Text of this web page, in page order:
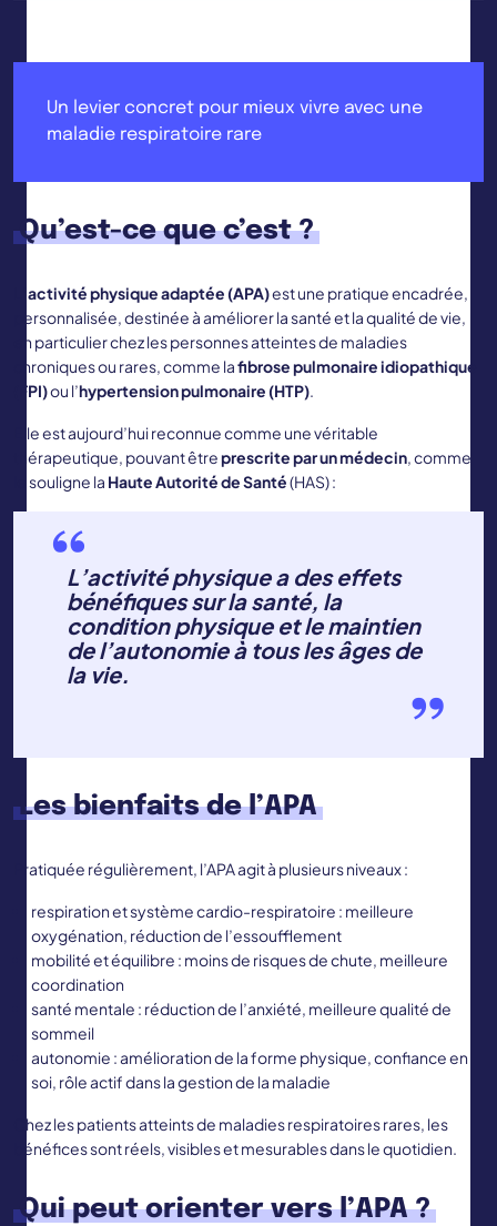
Un levier concret pour mieux vivre avec une
maladie respiratoire rare
Qu’est-ce que c’est ?
L’activité physique adaptée (APA)est une pratique encadrée,
personnalisée, destinée à améliorer la santé et la qualité de vie,
en particulier chez les personnes atteintes de maladies
chroniques ou rares, comme lafibrose pulmonaire idiopathique
(FPI)ou l’hypertension pulmonaire (HTP).
Elle est aujourd’hui reconnue comme une véritable
thérapeutique, pouvant êtreprescrite par un médecin, comme
le souligne la Haute Autorité de Santé(HAS) :
L’activité physique a des effets
bénéfiques sur la santé, la
condition physique et le maintien
de l’autonomie à tous les âges de
la vie.
Les bienfaits de l’APA
Pratiquée régulièrement, l’APA agit à plusieurs niveaux :
respiration et système cardio-respiratoire : meilleure
oxygénation, réduction de l’essoufflement
mobilité et équilibre : moins de risques de chute, meilleure
coordination
santé mentale : réduction de l’anxiété, meilleure qualité de
sommeil
autonomie : amélioration de la forme physique, confiance en
soi, rôle actif dans la gestion de la maladie
Chez les patients atteints de maladies respiratoires rares, les
bénéfices sont réels, visibles et mesurables dans le quotidien.
Qui peut orienter vers l’APA ?